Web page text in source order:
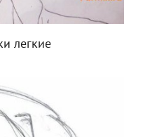
легкие